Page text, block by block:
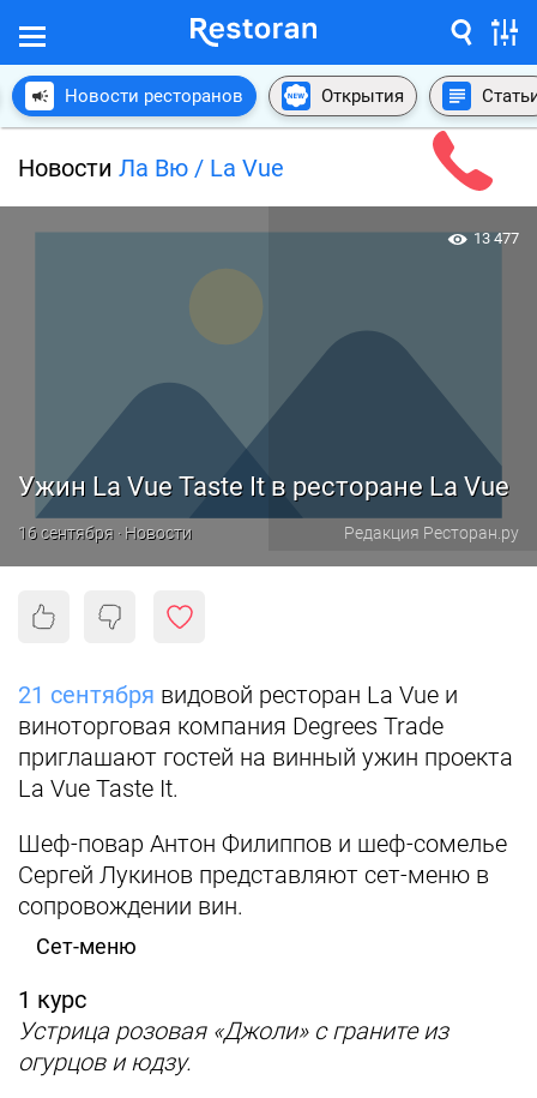
Новости ресторанов Открытия
Новости Ла Вю / La Vue
Ужин La Vue Taste It в ресторане La Vue
16 сентября · Новости Редакция Ресторан.ру
13 477
21 сентября видовой ресторан La Vue и
виноторговая компания Degrees Trade
приглашают гостей на винный ужин проекта
La Vue Taste It.
Шеф-повар Антон Филиппов и шеф-сомелье
Сергей Лукинов представляют сет-меню в
сопровождении вин.
Сет-меню
1 курс
Устрица розовая «Джоли» с граните из
огурцов и юдзу.